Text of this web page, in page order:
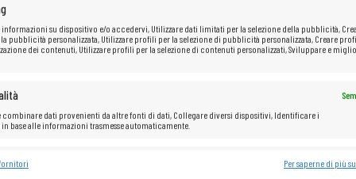
su dispositivo e/o accedervi, Utilizzare dati limitati per la selezione della pubblicità,
pubblicità personalizzata, Utilizzare profili per la selezione di pubblicità personalizzata, Creare
dei contenuti, Utilizzare profili per la selezione di contenuti personalizzati, Sviluppare e
combinare dati provenienti da altre fonti di dati, Collegare diversi dispositivi, Identificare i
base alle informazioni trasmesse automaticamente.
la sicurezza, prevenire e rilevare frodi, correggere errori, Erogare e
fornitori Per saperne di più